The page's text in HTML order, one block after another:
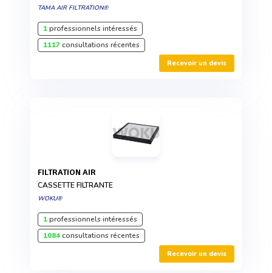
TAMA AIR FILTRATION®
1professionnels intéressés
1117consultations récentes
Recevoir un devis
FILTRATION AIR
CASSETTE FILTRANTE
WOKU®
1professionnels intéressés
1084consultations récentes
Recevoir un devis